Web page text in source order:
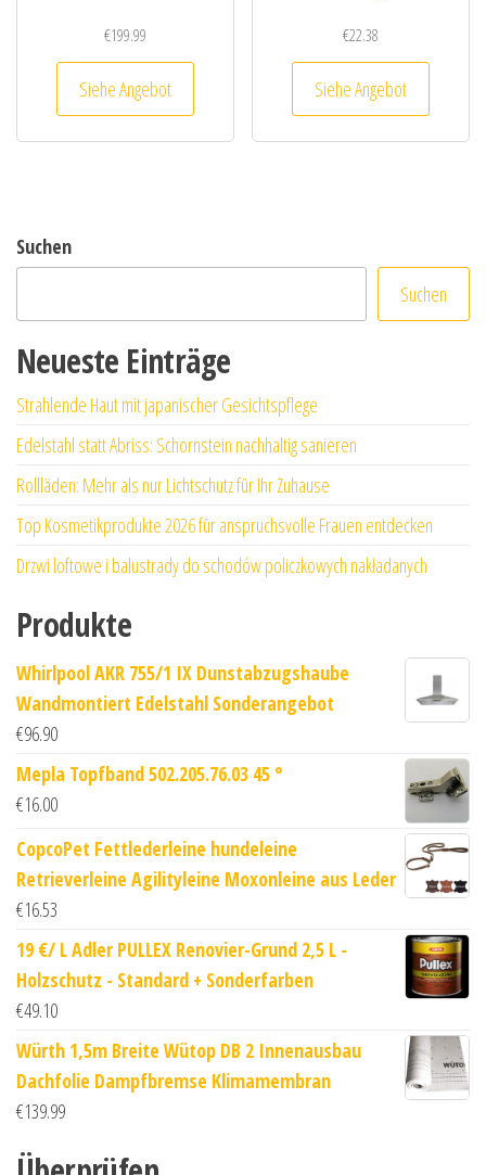
€199.99
Siehe Angebot
€22.38
Siehe Angebot
Suchen
Suchen
Neueste Einträge
Strahlende Haut mit japanischer Gesichtspflege
Edelstahl statt Abriss: Schornstein nachhaltig sanieren
Rollläden: Mehr als nur Lichtschutz für Ihr Zuhause
Top Kosmetikprodukte 2026 für anspruchsvolle Frauen entdecken
Drzwi loftowe i balustrady do schodów policzkowych nakładanych
Produkte
Whirlpool AKR 755/1 IX Dunstabzugshaube
Wandmontiert Edelstahl Sonderangebot
€96.90
Mepla Topfband 502.205.76.03 45 °
€16.00
CopcoPet Fettlederleine hundeleine
Retrieverleine Agilityleine Moxonleine aus Leder
€16.53
19 €/ L Adler PULLEX Renovier-Grund 2,5 L -
Holzschutz - Standard + Sonderfarben
€49.10
Würth 1,5m Breite Wütop DB 2 Innenausbau
Dachfolie Dampfbremse Klimamembran
€139.99